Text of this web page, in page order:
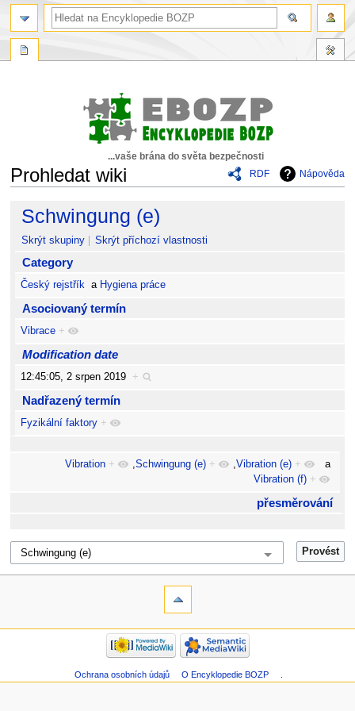
...vaše brána do světa bezpečnosti
RDF
Nápověda
Prohledat wiki
Skočit
navigaci
Skočit
vyhledávání
Schwingung (e)
Skrýt skupiny Skrýt příchozí vlastnosti
Category
Český rejstřík a Hygiena práce
Asociovaný termín
Vibrace +
Modification date
12:45:05, 2 srpen 2019 +
Nadřazený termín
Fyzikální faktory +
Vibration + ,Schwingung (e) + ,Vibration (e) +
a
Vibration (f) +
přesměrování
Ochrana osobních údajů O Encyklopedie BOZP